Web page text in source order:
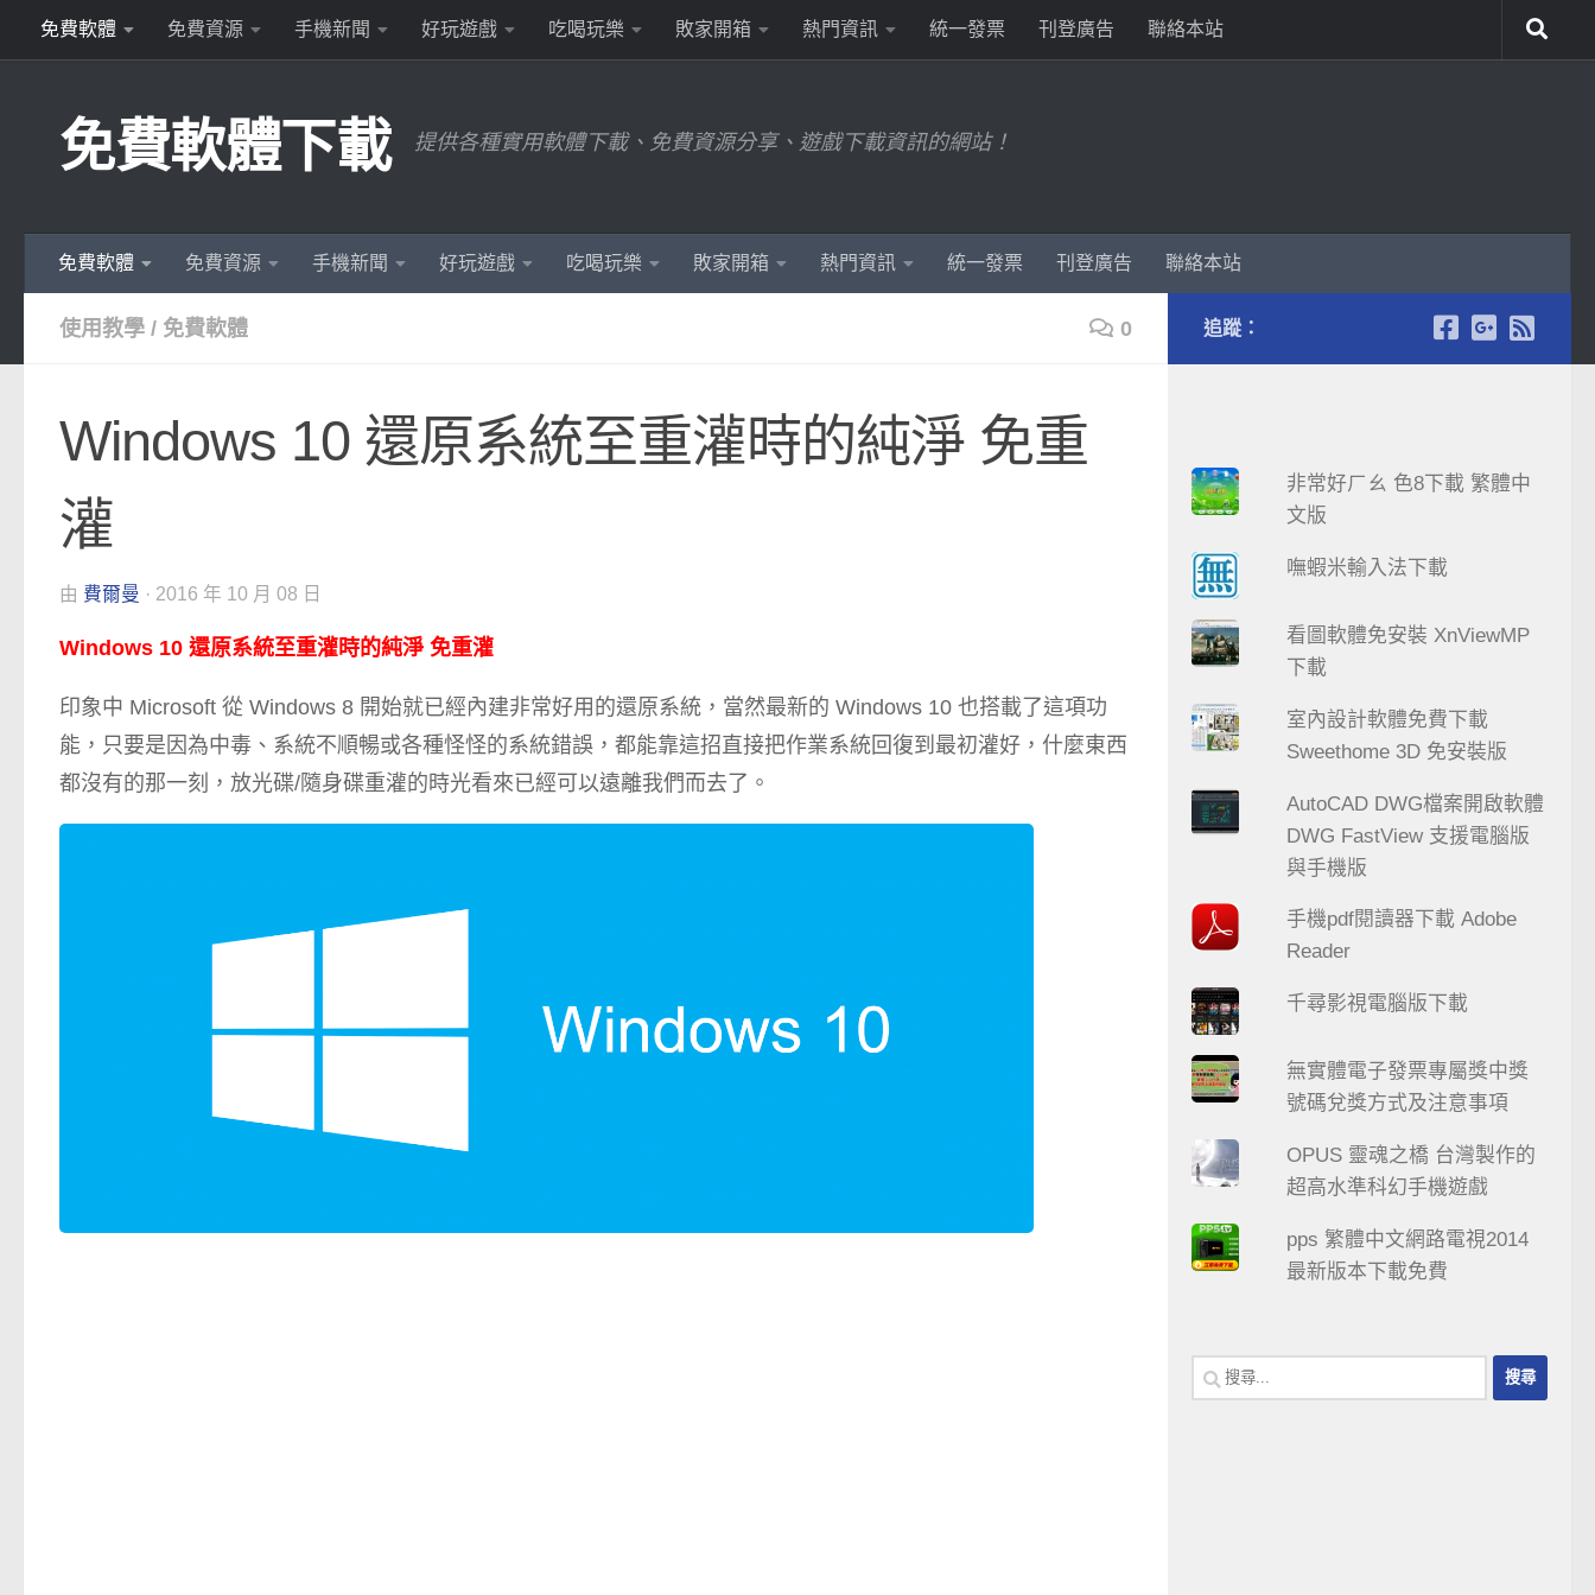
Skip to content
免費軟體 免費資源 手機新聞 好玩遊戲 吃喝玩樂 敗家開箱 熱門資訊 統一發票 刊登廣告 聯絡本站
免費軟體下載 提供各種實用軟體下載、免費資源分享、遊戲下載資訊的網站！
免費軟體 免費資源 手機新聞 好玩遊戲 吃喝玩樂 敗家開箱 熱門資訊 統一發票 刊登廣告 聯絡本站
使用教學 / 免費軟體 0
Windows 10 還原系統至重灌時的純淨 免重
灌
由 費爾曼 · 2016 年 10 月 08 日
Windows 10 還原系統至重灌時的純淨 免重灌
印象中 Microsoft 從 Windows 8 開始就已經內建非常好用的還原系統，當然最新的 Windows 10 也搭載了這項功
能，只要是因為中毒、系統不順暢或各種怪怪的系統錯誤，都能靠這招直接把作業系統回復到最初灌好，什麼東西
都沒有的那一刻，放光碟/隨身碟重灌的時光看來已經可以遠離我們而去了。
追蹤：
非常好ㄏㄠ 色8下載 繁體中
文版
嘸蝦米輸入法下載
看圖軟體免安裝 XnViewMP
下載
室內設計軟體免費下載
Sweethome 3D 免安裝版
AutoCAD DWG檔案開啟軟體
DWG FastView 支援電腦版
與手機版
手機pdf閱讀器下載 Adobe
Reader
千尋影視電腦版下載
無實體電子發票專屬獎中獎
號碼兌獎方式及注意事項
OPUS 靈魂之橋 台灣製作的
超高水準科幻手機遊戲
pps 繁體中文網路電視2014
最新版本下載免費
搜
尋